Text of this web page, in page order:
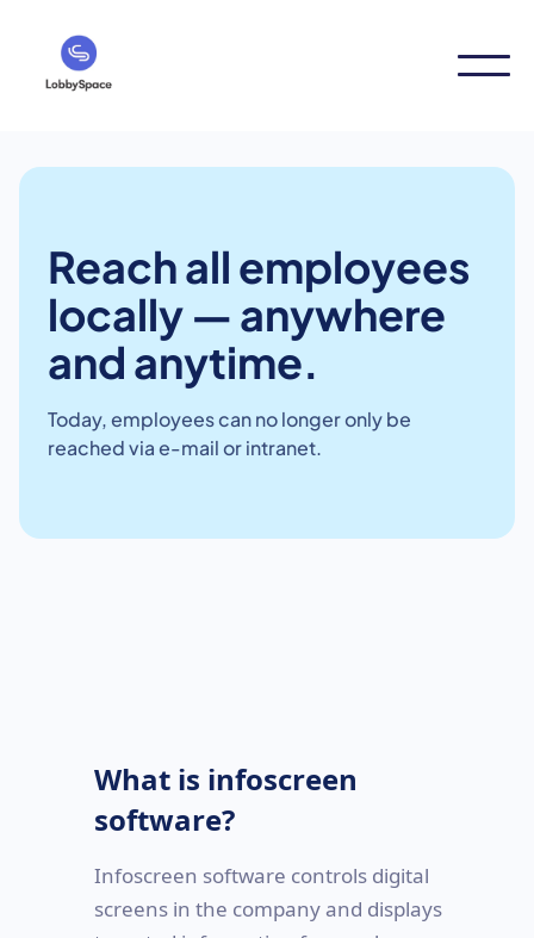
Reach all employees
locally — anywhere
and anytime.
Today, employees can no longer only be
reached via e-mail or intranet.
What is infoscreen
software?
Infoscreen software controls digital
screens in the company and displays